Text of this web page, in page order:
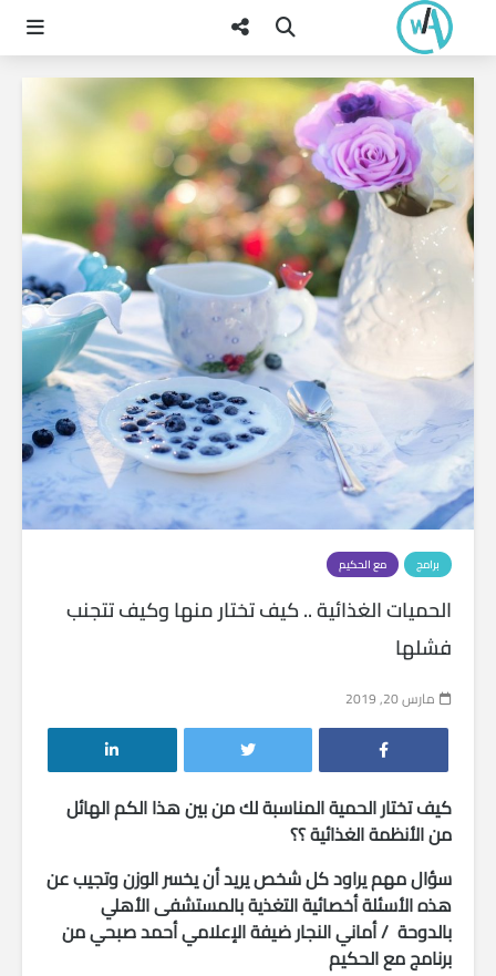
برامج مع الحكيم
الحميات الغذائية .. كيف تختار منها وكيف تتجنب
فشلها
مارس 20, 2019
كيف تختار الحمية المناسبة لك من بين هذا الكم الهائل
من الأنظمة الغذائية ؟؟
سؤال مهم يراود كل شخص يريد أن يخسر الوزن وتجيب عن
هذه الأسئلة أخصائية التغذية بالمستشفى الأهلي
بالدوحة / أماني النجار ضيفة الإعلامي أحمد صبحي من
برنامج مع الحكيم